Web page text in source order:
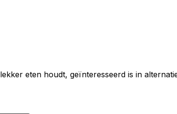
eten houdt, geïnteresseerd is in